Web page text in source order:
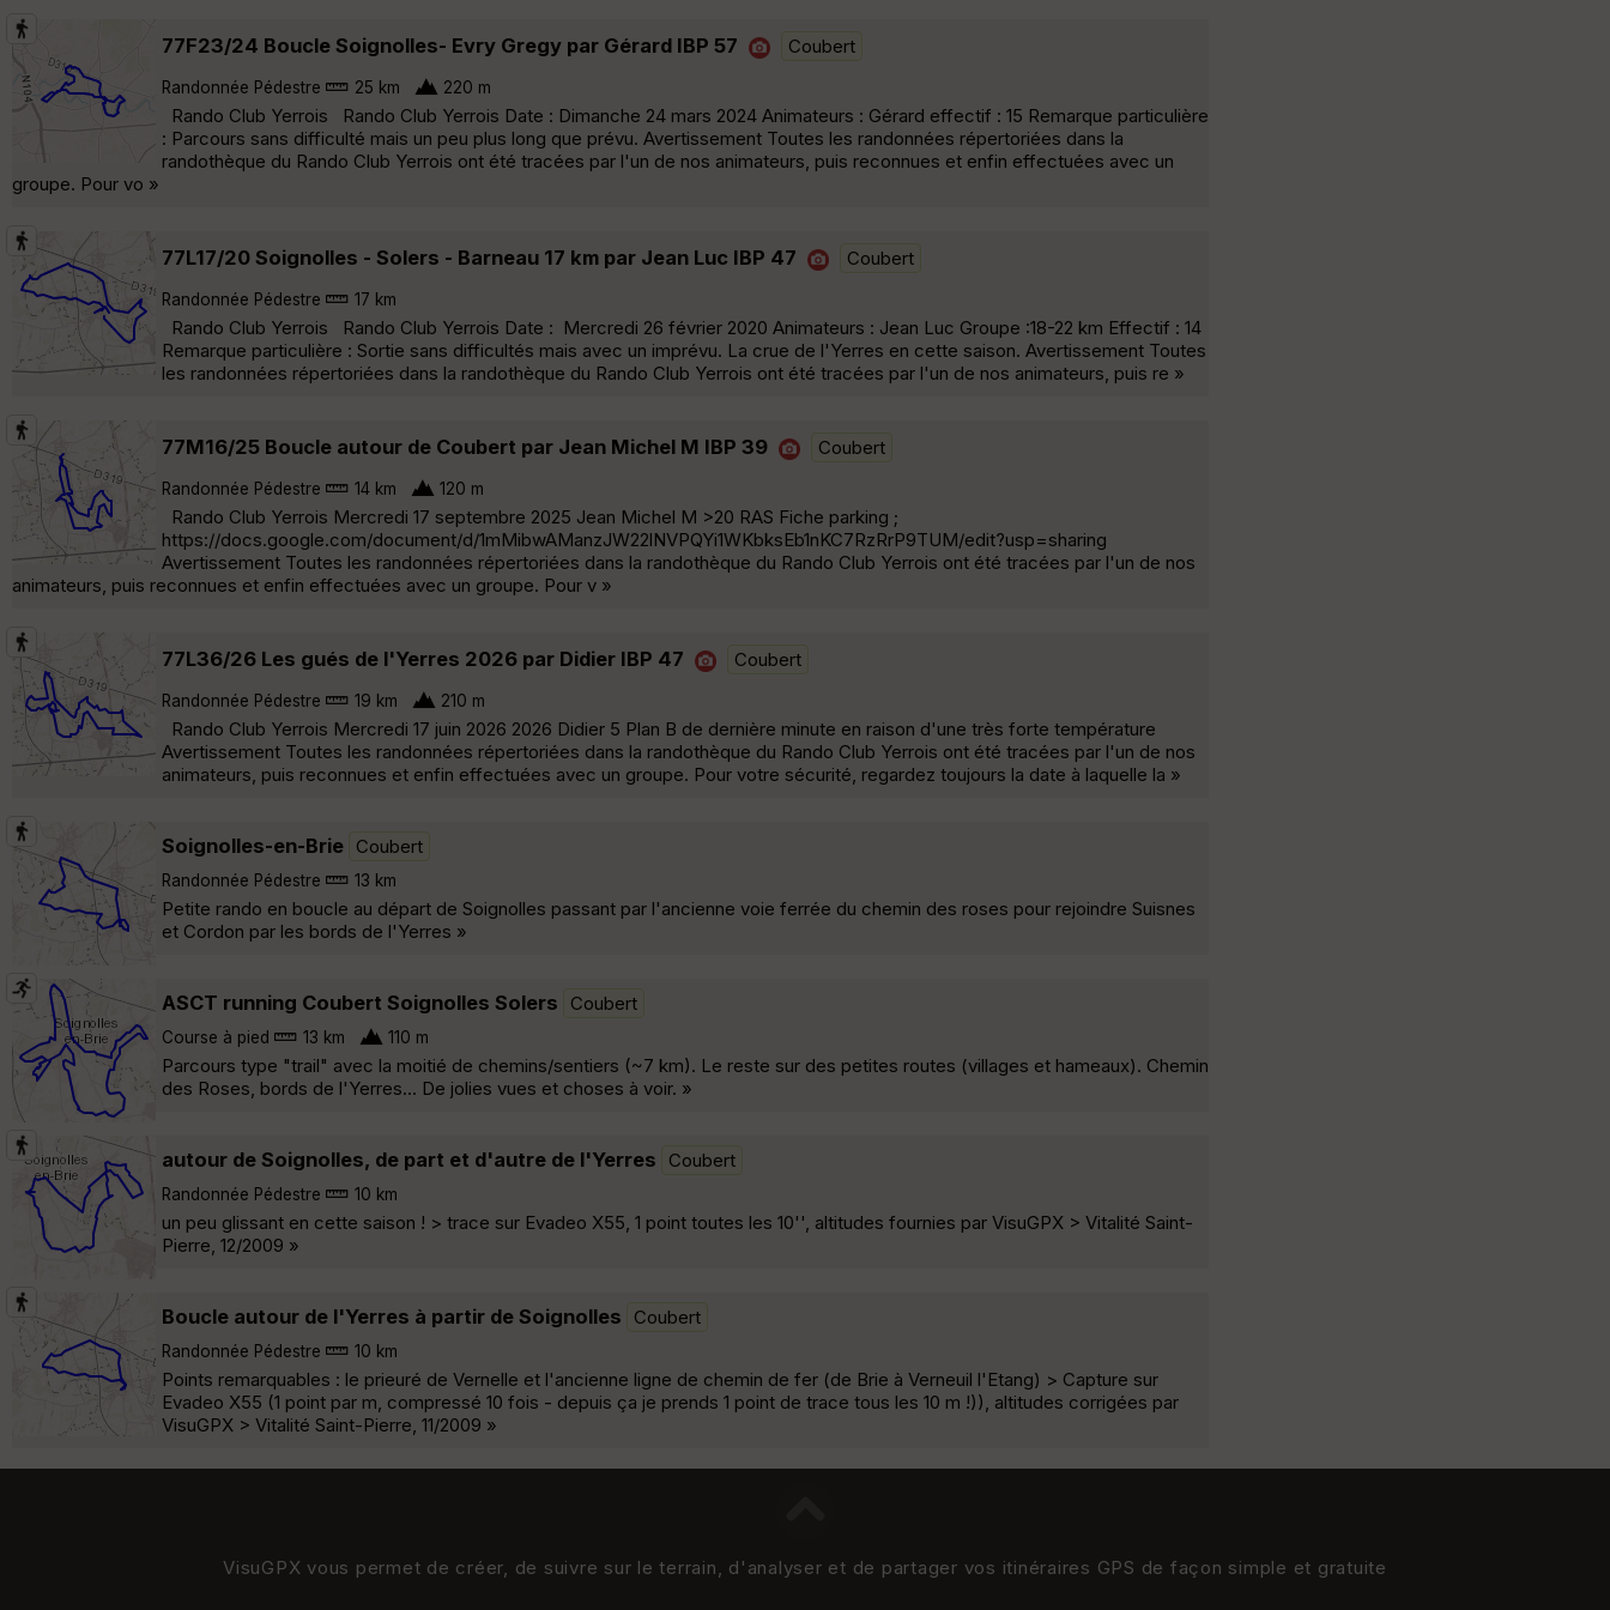
77F23/24 Boucle Soignolles- Evry Gregy par Gérard IBP 57 Coubert
Randonnée Pédestre 25 km 220 m
Rando Club Yerrois Rando Club Yerrois Date : Dimanche 24 mars 2024 Animateurs : Gérard effectif : 15 Remarque particulière
: Parcours sans difficulté mais un peu plus long que prévu. Avertissement Toutes les randonnées répertoriées dans la
randothèque du Rando Club Yerrois ont été tracées par l'un de nos animateurs, puis reconnues et enfin effectuées avec un
groupe. Pour vo »
77L17/20 Soignolles - Solers - Barneau 17 km par Jean Luc IBP 47 Coubert
Randonnée Pédestre 17 km
Rando Club Yerrois Rando Club Yerrois Date : Mercredi 26 février 2020 Animateurs : Jean Luc Groupe :18-22 km Effectif : 14
Remarque particulière : Sortie sans difficultés mais avec un imprévu. La crue de l'Yerres en cette saison. Avertissement Toutes
les randonnées répertoriées dans la randothèque du Rando Club Yerrois ont été tracées par l'un de nos animateurs, puis re »
77M16/25 Boucle autour de Coubert par Jean Michel M IBP 39 Coubert
Randonnée Pédestre 14 km 120 m
Rando Club Yerrois Mercredi 17 septembre 2025 Jean Michel M >20 RAS Fiche parking ;
https://docs.google.com/document/d/1mMibwAManzJW22lNVPQYi1WKbksEb1nKC7RzRrP9TUM/edit?usp=sharing
Avertissement Toutes les randonnées répertoriées dans la randothèque du Rando Club Yerrois ont été tracées par l'un de nos
animateurs, puis reconnues et enfin effectuées avec un groupe. Pour v »
77L36/26 Les gués de l'Yerres 2026 par Didier IBP 47 Coubert
Randonnée Pédestre 19 km 210 m
Rando Club Yerrois Mercredi 17 juin 2026 2026 Didier 5 Plan B de dernière minute en raison d'une très forte température
Avertissement Toutes les randonnées répertoriées dans la randothèque du Rando Club Yerrois ont été tracées par l'un de nos
animateurs, puis reconnues et enfin effectuées avec un groupe. Pour votre sécurité, regardez toujours la date à laquelle la »
Soignolles-en-Brie Coubert
Randonnée Pédestre 13 km
Petite rando en boucle au départ de Soignolles passant par l'ancienne voie ferrée du chemin des roses pour rejoindre Suisnes
et Cordon par les bords de l'Yerres »
ASCT running Coubert Soignolles Solers Coubert
Course à pied 13 km 110 m
Parcours type "trail" avec la moitié de chemins/sentiers (~7 km). Le reste sur des petites routes (villages et hameaux). Chemin
des Roses, bords de l'Yerres... De jolies vues et choses à voir. »
autour de Soignolles, de part et d'autre de l'Yerres Coubert
Randonnée Pédestre 10 km
un peu glissant en cette saison ! > trace sur Evadeo X55, 1 point toutes les 10'', altitudes fournies par VisuGPX > Vitalité Saint-
Pierre, 12/2009 »
Boucle autour de l'Yerres à partir de Soignolles Coubert
Randonnée Pédestre 10 km
Points remarquables : le prieuré de Vernelle et l'ancienne ligne de chemin de fer (de Brie à Verneuil l'Etang) > Capture sur
Evadeo X55 (1 point par m, compressé 10 fois - depuis ça je prends 1 point de trace tous les 10 m !)), altitudes corrigées par
VisuGPX > Vitalité Saint-Pierre, 11/2009 »
VisuGPX vous permet de créer, de suivre sur le terrain, d'analyser et de partager vos itinéraires GPS de façon simple et gratuite